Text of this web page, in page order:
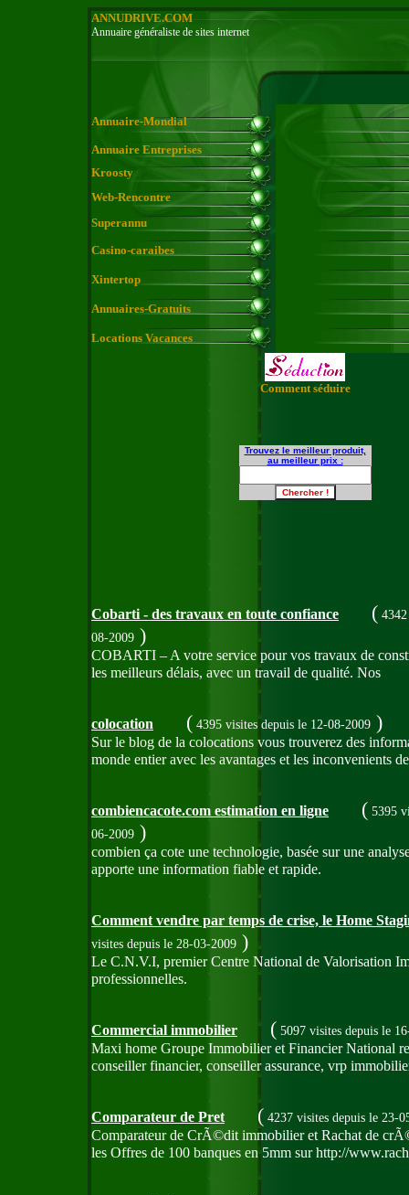
ANNUDRIVE.COM
Annuaire généraliste de sites internet
Annuaire-Mondial
Annuaire Entreprises
Kroosty
Web-Rencontre
Superannu
Casino-caraibes
Xintertop
Annuaires-Gratuits
Locations Vacances
Comment séduire
Trouvez le meilleur produit,
au meilleur prix :
Cobarti - des travaux en toute confiance (
08-2009 )
COBARTI – A votre service pour vos travaux de
les meilleurs délais, avec un travail de qualité. Nos
colocation ( 4395 visites depuis le 12-08-2009 )
Sur le blog de la colocations vous trouverez des
monde entier avec les avantages et les inconvenients
combiencacote.com estimation en ligne ( 5395
06-2009 )
combien ça cote une technologie, basée sur une
apporte une information fiable et rapide.
Comment vendre par temps de crise, le Home
visites depuis le 28-03-2009 )
Le C.N.V.I, premier Centre National de Valorisation
professionnelles.
Commercial immobilier ( 5097 visites depuis le
Maxi home Groupe Immobilier et Financier National
conseiller financier, conseiller assurance, vrp
Comparateur de Pret( 4237 visites depuis le 23-
Comparateur de CrÃ©dit immobilier et Rachat de
les Offres de 100 banques en 5mm sur http://